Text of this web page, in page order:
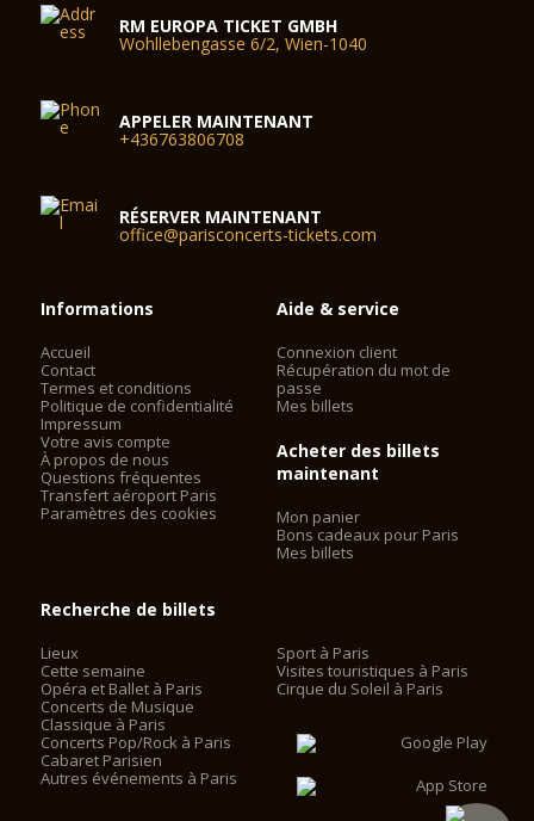
RM EUROPA TICKET GMBH
Wohllebengasse 6/2, Wien-1040
APPELER MAINTENANT
+436763806708
RÉSERVER MAINTENANT
office@parisconcerts-tickets.com
Informations
Accueil
Contact
Termes et conditions
Politique de confidentialité
Impressum
Votre avis compte
À propos de nous
Questions fréquentes
Transfert aéroport Paris
Paramètres des cookies
Aide & service
Connexion client
Récupération du mot de
passe
Mes billets
Acheter des billets
maintenant
Mon panier
Bons cadeaux pour Paris
Mes billets
Recherche de billets
Lieux
Cette semaine
Opéra et Ballet à Paris
Concerts de Musique
Classique à Paris
Concerts Pop/Rock à Paris
Cabaret Parisien
Autres événements à Paris
Sport à Paris
Visites touristiques à Paris
Cirque du Soleil à Paris